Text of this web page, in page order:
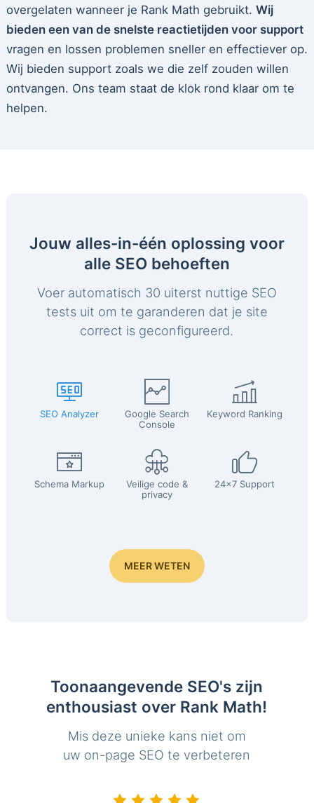
overgelaten wanneer je Rank Math gebruikt. Wij
bieden een van de snelste reactietijden voor support
vragen en lossen problemen sneller en effectiever op.
Wij bieden support zoals we die zelf zouden willen
ontvangen. Ons team staat de klok rond klaar om te
helpen.
Jouw alles-in-één oplossing voor
alle SEO behoeften
Voer automatisch 30 uiterst nuttige SEO
tests uit om te garanderen dat je site
correct is geconfigureerd.
SEO Analyzer
Google Search
Console
Keyword Ranking
Schema Markup
Veilige code &
privacy
24x7 Support
MEER WETEN
Toonaangevende SEO's zijn
enthousiast over Rank Math!
Mis deze unieke kans niet om
uw on-page SEO te verbeteren